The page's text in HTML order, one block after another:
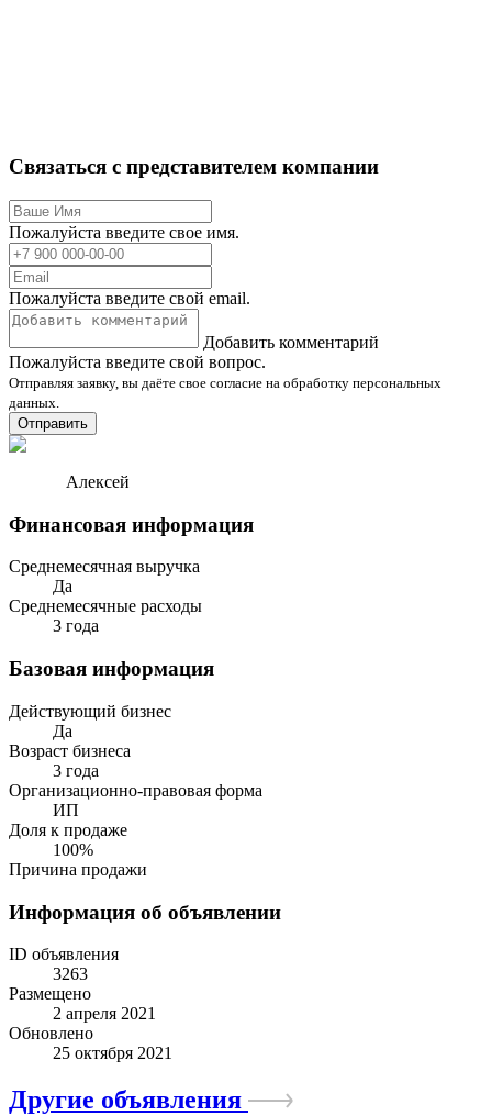
Связаться с представителем компании
Пожалуйста введите свое имя.
Пожалуйста введите свой email.
Добавить комментарий
Пожалуйста введите свой вопрос.
Отправляя заявку, вы даёте свое согласие на обработку персональных
данных.
Отправить
Алексей
Финансовая информация
Среднемесячная выручка
Да
Среднемесячные расходы
3 года
Базовая информация
Действующий бизнес
Да
Возраст бизнеса
3 года
Организационно-правовая форма
ИП
Доля к продаже
100%
Причина продажи
Информация об объявлении
ID объявления
3263
Размещено
2 апреля 2021
Обновлено
25 октября 2021
Другие объявления